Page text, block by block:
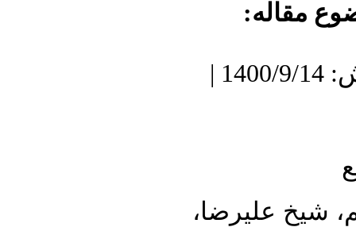
مقاله:
دریافت: 1399/11/20 | پذیرش: 1400/9/14 |
شیخ علیرضا،